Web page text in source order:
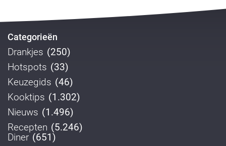
Categorieën
Drankjes (250)
Hotspots (33)
Keuzegids (46)
Kooktips (1.302)
Nieuws (1.496)
Recepten (5.246)
Diner (651)